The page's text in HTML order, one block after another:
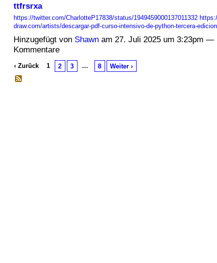
ttfrsrxa
https://twitter.com/CharlotteP17838/status/1949459000137011332
draw.com/artists/descargar-pdf-curso-intensivo-de-python-tercera-
Hinzugefügt von Shawnam 27. Juli 2025 um 3:23pm —
Kommentare
‹ Zurück 1 2 3 … 8 Weiter ›